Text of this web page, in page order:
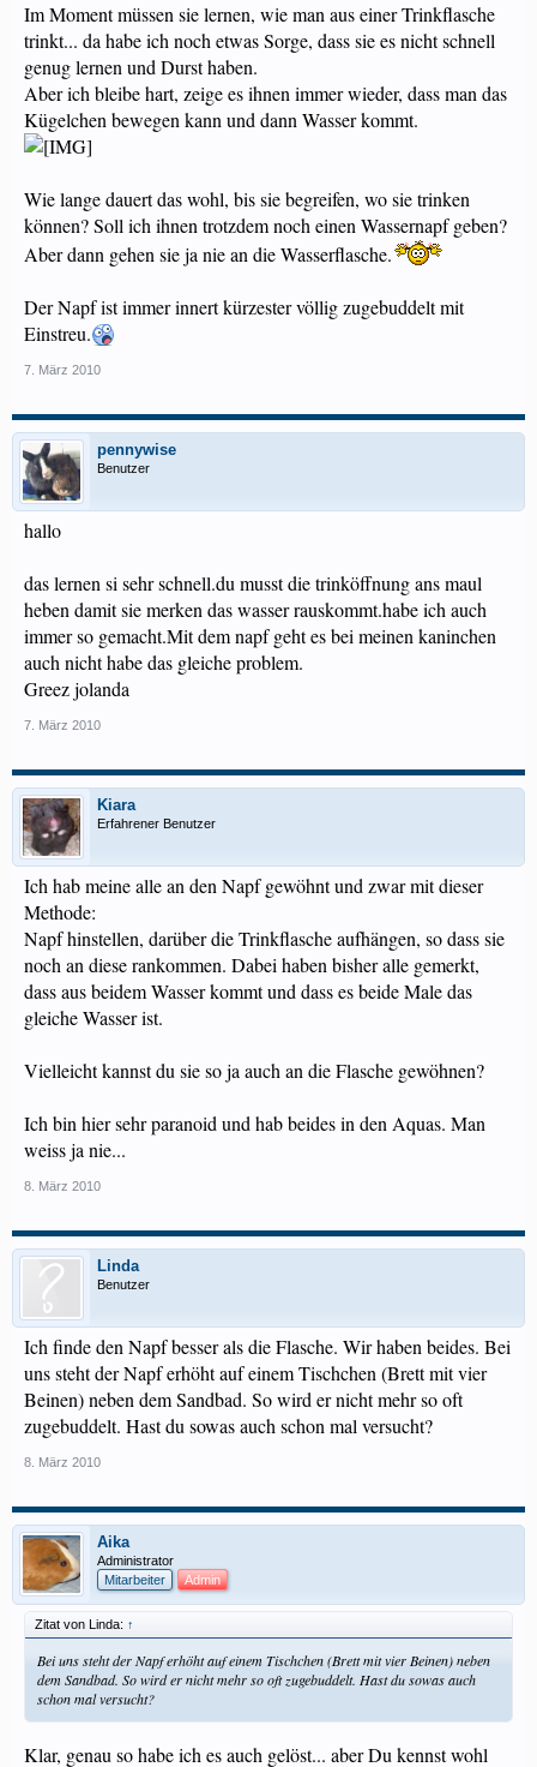
Im Moment müssen sie lernen, wie man aus einer Trinkflasche
trinkt... da habe ich noch etwas Sorge, dass sie es nicht schnell
genug lernen und Durst haben.
Aber ich bleibe hart, zeige es ihnen immer wieder, dass man das
Kügelchen bewegen kann und dann Wasser kommt.
Wie lange dauert das wohl, bis sie begreifen, wo sie trinken
können? Soll ich ihnen trotzdem noch einen Wassernapf geben?
Aber dann gehen sie ja nie an die Wasserflasche.
Der Napf ist immer innert kürzester völlig zugebuddelt mit
Einstreu.
7. März 2010
pennywise
Benutzer
hallo
das lernen si sehr schnell.du musst die trinköffnung ans maul
heben damit sie merken das wasser rauskommt.habe ich auch
immer so gemacht.Mit dem napf geht es bei meinen kaninchen
auch nicht habe das gleiche problem.
Greez jolanda
7. März 2010
Kiara
Erfahrener Benutzer
Ich hab meine alle an den Napf gewöhnt und zwar mit dieser
Methode:
Napf hinstellen, darüber die Trinkflasche aufhängen, so dass sie
noch an diese rankommen. Dabei haben bisher alle gemerkt,
dass aus beidem Wasser kommt und dass es beide Male das
gleiche Wasser ist.
Vielleicht kannst du sie so ja auch an die Flasche gewöhnen?
Ich bin hier sehr paranoid und hab beides in den Aquas. Man
weiss ja nie...
8. März 2010
Linda
Benutzer
Ich finde den Napf besser als die Flasche. Wir haben beides. Bei
uns steht der Napf erhöht auf einem Tischchen (Brett mit vier
Beinen) neben dem Sandbad. So wird er nicht mehr so oft
zugebuddelt. Hast du sowas auch schon mal versucht?
8. März 2010
Aika
Administrator
Mitarbeiter
Admin
Zitat von Linda: ↑
Bei uns steht der Napf erhöht auf einem Tischchen (Brett mit vier Beinen) neben
dem Sandbad. So wird er nicht mehr so oft zugebuddelt. Hast du sowas auch
schon mal versucht?
Klar, genau so habe ich es auch gelöst... aber Du kennst wohl